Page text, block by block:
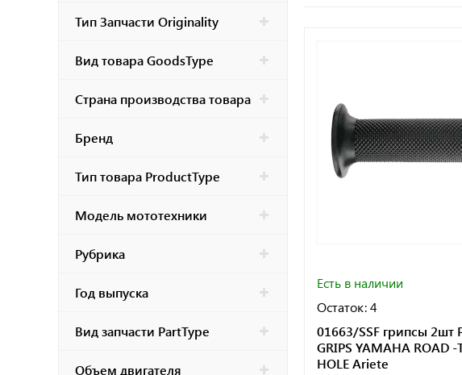
TM Racing
Bajaj
KAYO
CF
Тип Запчасти Originality
Вид товара GoodsType
Страна производства товара
Бренд
Тип товара ProductType
Модель мототехники
Рубрика
Год выпуска
Вид запчасти PartType
Объем двигателя
Есть в наличии
Остаток: 4
01663/SSF грипсы 2шт
GRIPS YAMAHA ROAD -
HOLE Ariete